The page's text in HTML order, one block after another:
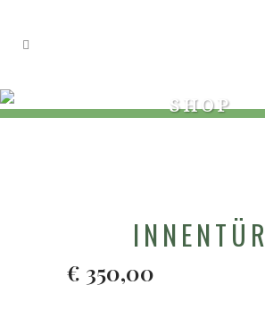
SHOP
INNENTÜR
€ 350,00